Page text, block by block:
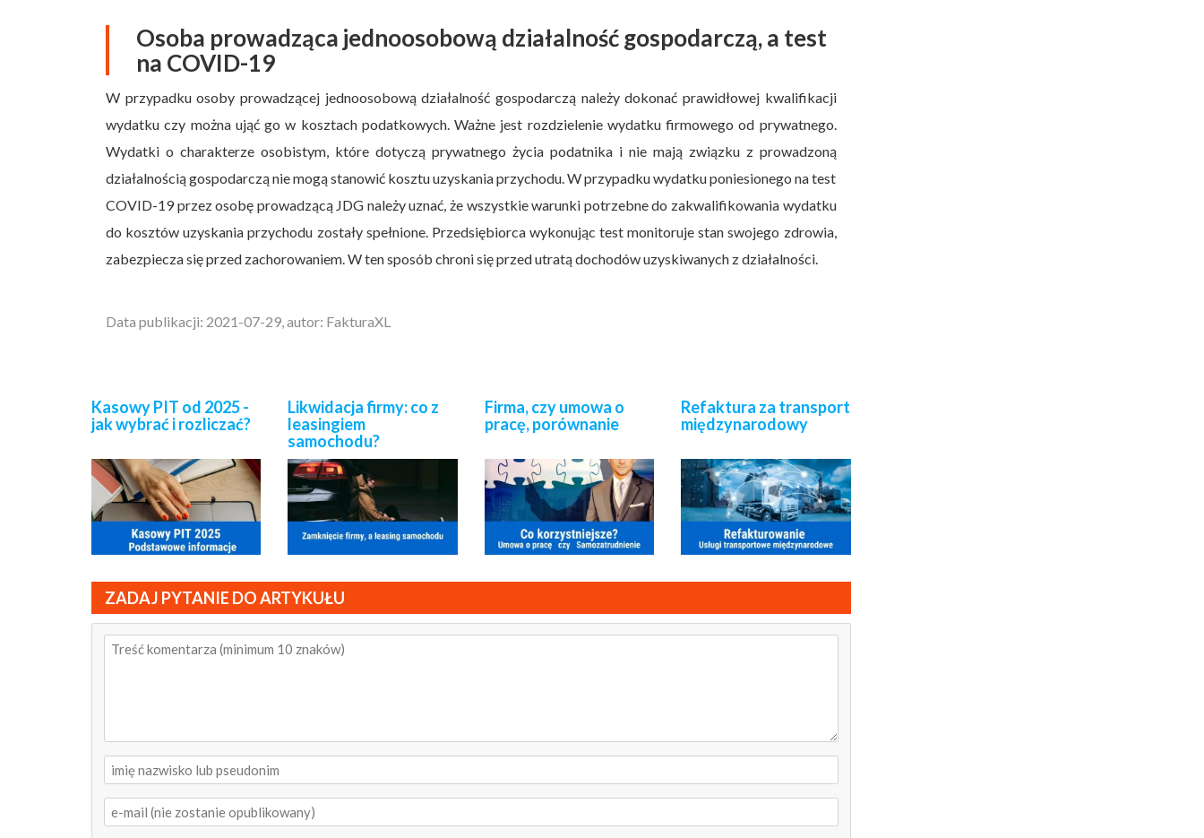
Osoba prowadząca jednoosobową działalność gospodarczą, a test
na COVID-19
W przypadku osoby prowadzącej jednoosobową działalność gospodarczą należy dokonać prawidłowej kwalifikacji
wydatku czy można ująć go w kosztach podatkowych. Ważne jest rozdzielenie wydatku firmowego od prywatnego.
Wydatki o charakterze osobistym, które dotyczą prywatnego życia podatnika i nie mają związku z prowadzoną
działalnością gospodarczą nie mogą stanowić kosztu uzyskania przychodu. W przypadku wydatku poniesionego na test
COVID-19 przez osobę prowadzącą JDG należy uznać, że wszystkie warunki potrzebne do zakwalifikowania wydatku
do kosztów uzyskania przychodu zostały spełnione. Przedsiębiorca wykonując test monitoruje stan swojego zdrowia,
zabezpiecza się przed zachorowaniem. W ten sposób chroni się przed utratą dochodów uzyskiwanych z działalności.
Data publikacji: 2021-07-29, autor: FakturaXL
Kasowy PIT od 2025 -
jak wybrać i rozliczać?
Likwidacja firmy: co z
leasingiem
samochodu?
Firma, czy umowa o
pracę, porównanie
Refaktura za transport
międzynarodowy
ZADAJ PYTANIE DO ARTYKUŁU